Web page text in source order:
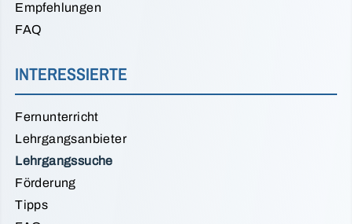
Empfehlungen
FAQ
INTERESSIERTE
Fernunterricht
Lehrgangsanbieter
Lehrgangssuche
Förderung
Tipps